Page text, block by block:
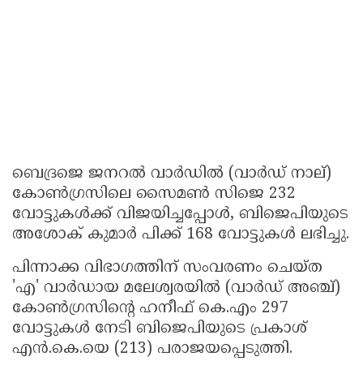
ബെദ്രജെ ജനറൽ വാർഡിൽ (വാർഡ് നാല്)
കോൺഗ്രസിലെ സൈമൺ സിജെ 232
വോട്ടുകൾക്ക് വിജയിച്ചപ്പോൾ, ബിജെപിയുടെ
അശോക് കുമാർ പിക്ക് 168 വോട്ടുകൾ ലഭിച്ചു.
പിന്നാക്ക വിഭാഗത്തിന് സംവരണം ചെയ്ത
'എ' വാർഡായ മലേശ്വരയിൽ (വാർഡ് അഞ്ച്)
കോൺഗ്രസിൻ്റെ ഹനീഫ് കെ.എം 297
വോട്ടുകൾ നേടി ബിജെപിയുടെ പ്രകാശ്
എൻ.കെ.യെ (213) പരാജയപ്പെടുത്തി.